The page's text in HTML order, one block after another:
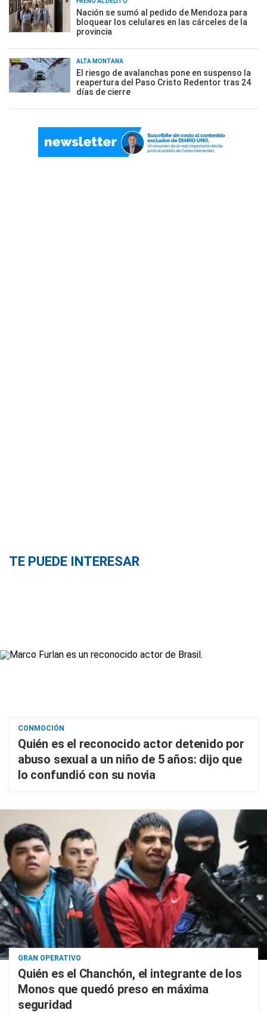
Nación se sumó al pedido de Mendoza para
bloquear los celulares en las cárceles de la
provincia
ALTA MONTAÑA
El riesgo de avalanchas pone en suspenso la
reapertura del Paso Cristo Redentor tras 24
días de cierre
TE PUEDE INTERESAR
CONMOCIÓN
Quién es el reconocido actor detenido por
abuso sexual a un niño de 5 años: dijo que
lo confundió con su novia
GRAN OPERATIVO
Quién es el Chanchón, el integrante de los
Monos que quedó preso en máxima
seguridad